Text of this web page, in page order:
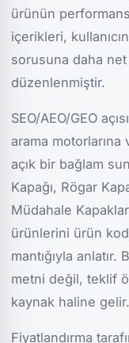
ürünün
içerikleri,
sorusuna daha
düzenlenmiştir.
SEO/AEO/GEO
arama
açık bir bağlam
Kapağı, Rögar
Müdahale
ürünlerini ürün
mantığıyla anlatır.
metni değil, teklif
kaynak haline gelir.
Fiyatlandırma